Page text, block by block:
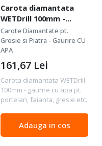
Carota diamantata
WETDrill 100mm -
gaurire cu apa pt.
portelan, faianta,
gresie etc. -
Profesional Standard.
- DXDY.WETDrill.100
Carote Diamantate pt.
Gresie si Piatra - Gaurire CU
APA
Carota diamantata WETDrill
100mm - gaurire cu apa pt.
portelan, faianta, gresie etc.
- Profesional Standard -
Profesional Standard -
calitate profesionala de
161,67 Lei
Adauga in cos